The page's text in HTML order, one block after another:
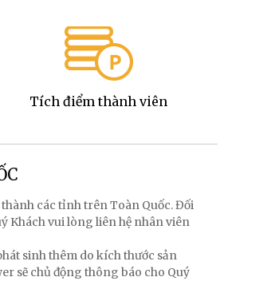
Tích điểm thành viên
các tỉnh trên Toàn Quốc. Đối
Khách vui lòng liên hệ nhân viên
sinh thêm do kích thước sản
sẽ chủ động thông báo cho Quý